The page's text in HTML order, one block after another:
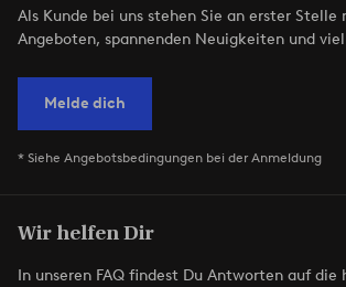
Als Kunde bei uns stehen Sie an erster Stelle
Angeboten, spannenden Neuigkeiten und
Melde dich
* Siehe Angebotsbedingungen bei der Anmeldung
Wir helfen Dir
In unseren FAQ findest Du Antworten auf die